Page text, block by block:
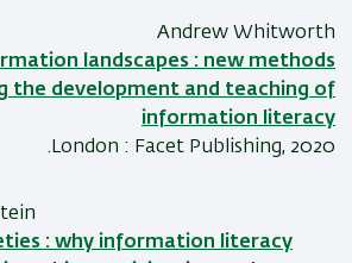
Andrew Whitworth
landscapes : new methods
the development and teaching of
information literacy
London : Facet Publishing, 2020.
: why information literacy